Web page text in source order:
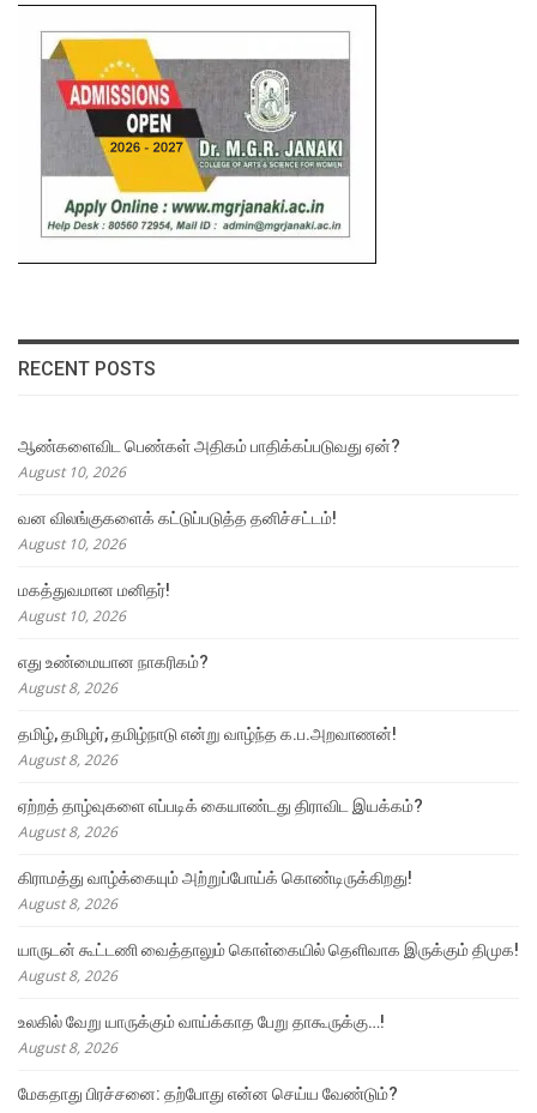
RECENT POSTS
ஆண்களைவிட பெண்கள் அதிகம் பாதிக்கப்படுவது ஏன்?
August 10, 2026
வன விலங்குகளைக் கட்டுப்படுத்த தனிச்சட்டம்!
August 10, 2026
மகத்துவமான மனிதர்!
August 10, 2026
எது உண்மையான நாகரிகம்?
August 8, 2026
தமிழ், தமிழர், தமிழ்நாடு என்று வாழ்ந்த க.ப.அறவாணன்!
August 8, 2026
ஏற்றத் தாழ்வுகளை எப்படிக் கையாண்டது திராவிட இயக்கம்?
August 8, 2026
கிராமத்து வாழ்க்கையும் அற்றுப்போய்க் கொண்டிருக்கிறது!
August 8, 2026
யாருடன் கூட்டணி வைத்தாலும் கொள்கையில் தெளிவாக இருக்கும் திமுக!
August 8, 2026
உலகில் வேறு யாருக்கும் வாய்க்காத பேறு தாகூருக்கு…!
August 8, 2026
மேகதாது பிரச்சனை: தற்போது என்ன செய்ய வேண்டும்?